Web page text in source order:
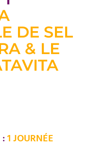
DE SEL
& LE
:1 JOURNÉE